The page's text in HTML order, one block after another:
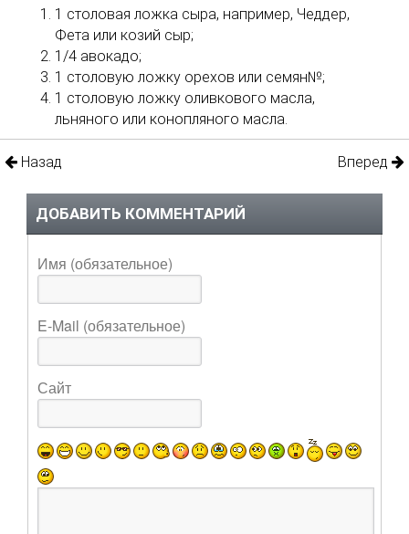
1 столовая ложка сыра, например, Чеддер,
Фета или козий сыр;
1/4 авокадо;
1 столовую ложку орехов или семян№;
1 столовую ложку оливкового масла,
льняного или конопляного масла.
Назад Вперед
ДОБАВИТЬ КОММЕНТАРИЙ
Имя (обязательное)
E-Mail (обязательное)
Сайт